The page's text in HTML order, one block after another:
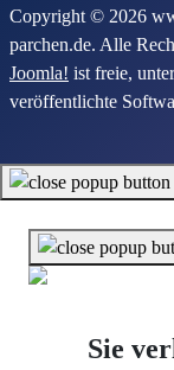
Copyright © 2026
parchen.de. Alle
Joomla! ist freie,
veröffentlichte
Sie